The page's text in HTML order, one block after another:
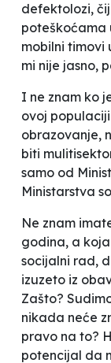
defektolozi,
poteškoćama
mobilni timovi
mi nije jasno,
I ne znam ko
ovoj
obrazovanje,
biti
samo od
Ministarstva
Ne znam
godina, a
socijalni rad,
izuzeto iz
Zašto?
nikada neće
pravo na to?
potencijal da